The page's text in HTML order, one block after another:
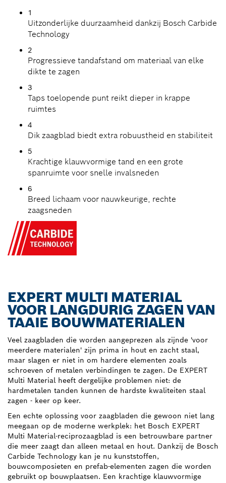
1
Uitzonderlijke duurzaamheid dankzij Bosch Carbide
Technology
2
Progressieve tandafstand om materiaal van elke
dikte te zagen
3
Taps toelopende punt reikt dieper in krappe
ruimtes
4
Dik zaagblad biedt extra robuustheid en stabiliteit
5
Krachtige klauwvormige tand en een grote
spanruimte voor snelle invalsneden
6
Breed lichaam voor nauwkeurige, rechte
zaagsneden
EXPERT MULTI MATERIAL
VOOR LANGDURIG ZAGEN VAN
TAAIE BOUWMATERIALEN
Veel zaagbladen die worden aangeprezen als zijnde 'voor
meerdere materialen' zijn prima in hout en zacht staal,
maar slagen er niet in om hardere elementen zoals
schroeven of metalen verbindingen te zagen. De EXPERT
Multi Material heeft dergelijke problemen niet: de
hardmetalen tanden kunnen de hardste kwaliteiten staal
zagen - keer op keer.
Een echte oplossing voor zaagbladen die gewoon niet lang
meegaan op de moderne werkplek: het Bosch EXPERT
Multi Material-reciprozaagblad is een betrouwbare partner
die meer zaagt dan alleen metaal en hout. Dankzij de Bosch
Carbide Technology kan je nu kunststoffen,
bouwcomposieten en prefab-elementen zagen die worden
gebruikt op bouwplaatsen. Een krachtige klauwvormige